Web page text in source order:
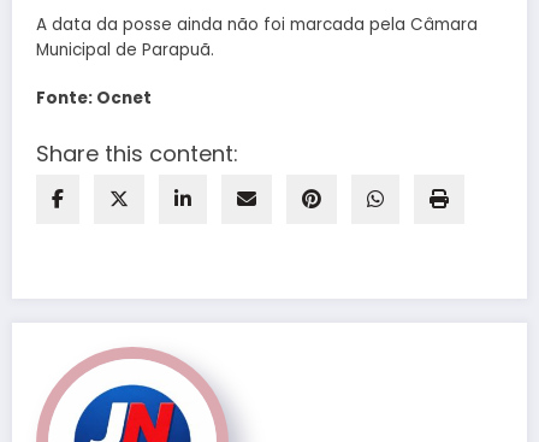
A data da posse ainda não foi marcada pela Câmara
Municipal de Parapuã.
Fonte: Ocnet
Share this content: